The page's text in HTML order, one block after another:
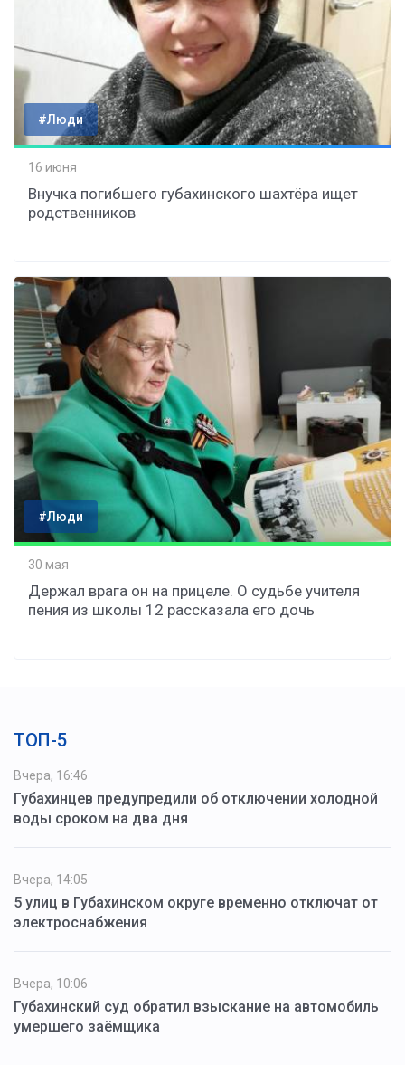
#Люди
16 июня
Внучка погибшего губахинского шахтёра ищет
родственников
#Люди
30 мая
Держал врага он на прицеле. О судьбе учителя
пения из школы 12 рассказала его дочь
ТОП-5
Вчера, 16:46
Губахинцев предупредили об отключении холодной
воды сроком на два дня
Вчера, 14:05
5 улиц в Губахинском округе временно отключат от
электроснабжения
Вчера, 10:06
Губахинский суд обратил взыскание на автомобиль
умершего заёмщика